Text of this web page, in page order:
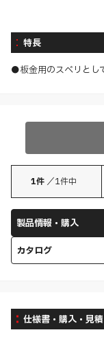
特長
●板金用のスベリとし
1件 ／1件中
製品情報・購入
カタログ
仕様書・購入・見